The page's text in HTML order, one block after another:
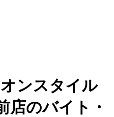
ンスタイル
店のバイト・